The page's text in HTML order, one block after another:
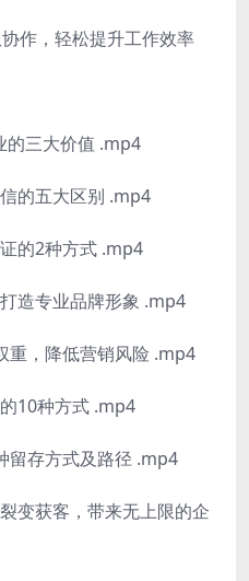
作，轻松提升工作效率
的三大价值 .mp4
的五大区别 .mp4
的2种方式 .mp4
造专业品牌形象 .mp4
重，降低营销风险 .mp4
10种方式 .mp4
留存方式及路径 .mp4
变获客，带来无上限的企